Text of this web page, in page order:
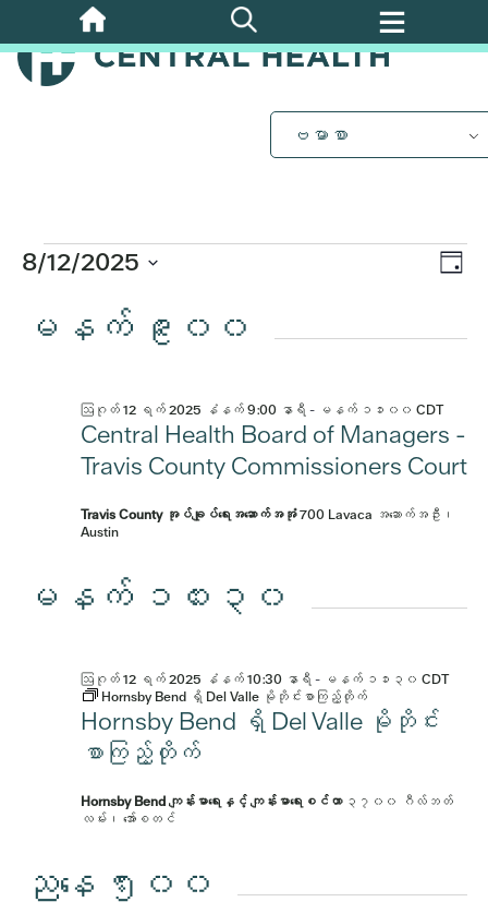
အဓိက
အကြောင်းအရာ
သို့
ဗမာစာ
ဩဂုတ်
အတွက်
အဲ့
ဒါနဲ့
ပွဲ
နေ့
8/12/2025
မနက် ၉း၀၀
Central Health Board of Managers -
Travis County Commissioners Court
ဩဂုတ် 12 ရက် 2025 နံနက် 9:00 နာရီ - မနက် ၁၁း၀၀ CDT
Travis County အုပ်ချုပ်ရေးအဆောက်အအုံ700 Lavaca အဆောက်အဦး၊
Austin
မနက် ၁၀း၃၀
Hornsby Bend ရှိ Del Valle မိုဘိုင်း
စာကြည့်တိုက်
ဩဂုတ် 12 ရက် 2025 နံနက် 10:30 နာရီ - မနက် ၁၁း၃၀ CDT
Hornsby Bend ရှိ Del Valle မိုဘိုင်းစာကြည့်တိုက်
Hornsby Bend ကျန်းမာရေးနှင့် ကျန်းမာရေးစင်တာ ၃၇၀၀ ဂီလ်ဘတ်
လမ်း၊ အော်စတင်
ညနေ ၅း၀၀